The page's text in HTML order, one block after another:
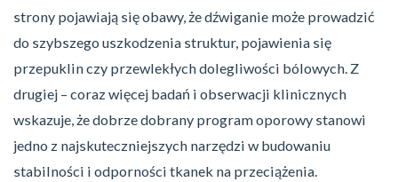
strony pojawiają się obawy, że dźwiganie może prowadzić
do szybszego uszkodzenia struktur, pojawienia się
przepuklin czy przewlekłych dolegliwości bólowych. Z
drugiej – coraz więcej badań i obserwacji klinicznych
wskazuje, że dobrze dobrany program oporowy stanowi
jedno z najskuteczniejszych narzędzi w budowaniu
stabilności i odporności tkanek na przeciążenia.